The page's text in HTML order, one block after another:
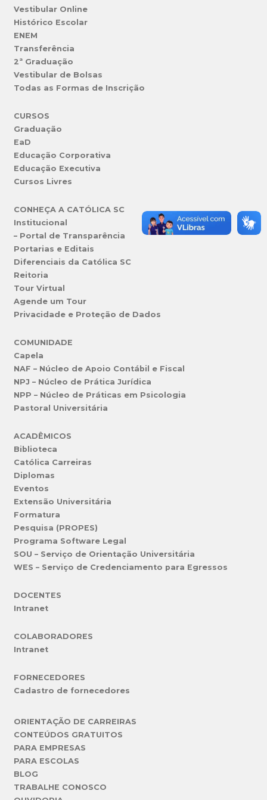
Vestibular Online
Histórico Escolar
ENEM
Transferência
2ª Graduação
Vestibular de Bolsas
Todas as Formas de Inscrição
CURSOS
Graduação
EaD
Educação Corporativa
Educação Executiva
Cursos Livres
CONHEÇA A CATÓLICA SC
Institucional
– Portal de Transparência
Portarias e Editais
Diferenciais da Católica SC
Reitoria
Tour Virtual
Agende um Tour
Privacidade e Proteção de Dados
COMUNIDADE
Capela
NAF – Núcleo de Apoio Contábil e Fiscal
NPJ – Núcleo de Prática Jurídica
NPP – Núcleo de Práticas em Psicologia
Pastoral Universitária
ACADÊMICOS
Biblioteca
Católica Carreiras
Diplomas
Eventos
Extensão Universitária
Formatura
Pesquisa (PROPES)
Programa Software Legal
SOU – Serviço de Orientação Universitária
WES – Serviço de Credenciamento para Egressos
DOCENTES
Intranet
COLABORADORES
Intranet
FORNECEDORES
Cadastro de fornecedores
ORIENTAÇÃO DE CARREIRAS
CONTEÚDOS GRATUITOS
PARA EMPRESAS
PARA ESCOLAS
BLOG
TRABALHE CONOSCO